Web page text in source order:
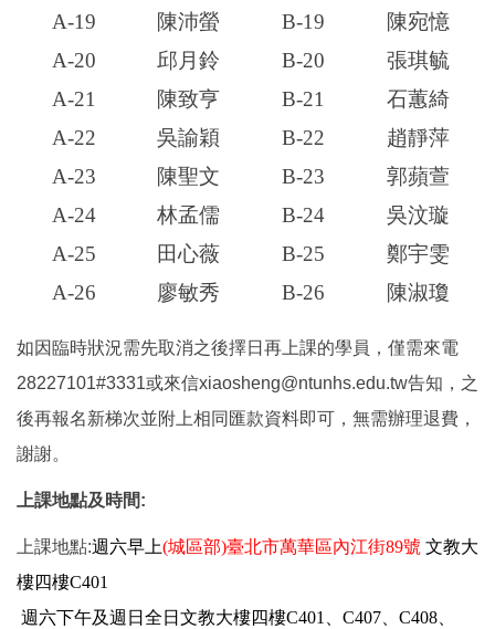
A-19
陳沛螢 B-19
陳宛憶
A-20
邱月鈴 B-20
張琪毓
A-21
陳致亨 B-21
石蕙綺
A-22
吳諭穎 B-22
趙靜萍
A-23
陳聖文 B-23
郭蘋萱
A-24
林孟儒 B-24
吳汶璇
A-25
田心薇 B-25
鄭宇雯
A-26
廖敏秀 B-26 陳淑瓊
如因臨時狀況需先取消之後擇日再上課的學員，僅需來電
28227101#3331或來信xiaosheng@ntunhs.edu.tw告知，之
後再報名新梯次並附上相同匯款資料即可，無需辦理退費，
謝謝。
上課地點及時間:
上課地點:週六早上(城區部)臺北市萬華區內江街89號 文教大
樓四樓C401
週六下午及週日全日文教大樓四樓C401、C407、C408、